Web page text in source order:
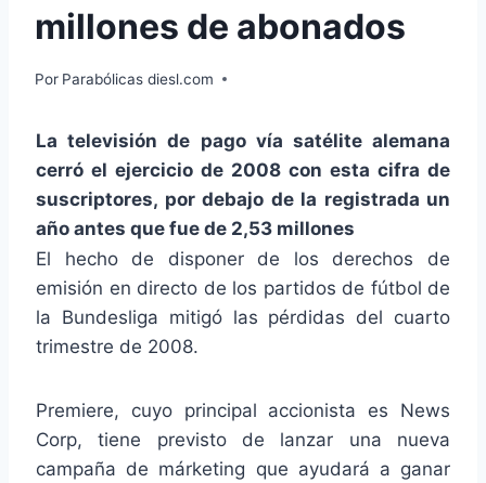
millones de abonados
Por Parabólicas diesl.com
La televisión de pago vía satélite alemana
cerró el ejercicio de 2008 con esta cifra de
suscriptores, por debajo de la registrada un
año antes que fue de 2,53 millones
El hecho de disponer de los derechos de
emisión en directo de los partidos de fútbol de
la Bundesliga mitigó las pérdidas del cuarto
trimestre de 2008.
Premiere, cuyo principal accionista es News
Corp, tiene previsto de lanzar una nueva
campaña de márketing que ayudará a ganar